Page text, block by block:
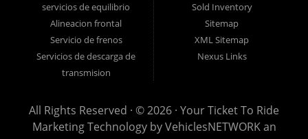
embargos, bancarrotas, deudas, incumplimientos y morosidades,
y luego vengan a Ticket To Ride hoy.
Creemos que somos el mejor concesionario de autos usados ??de
Buy Here Pay Here y financiamiento interno en todo Pennsylvania,
sus sueños de compra de automóviles usados ??hoy en día con
financiamiento fácil para automóviles, pagos iniciales bajos, pagos
servicios de equilibrio
Alineacion frontal
Servicio de frenos
Servicios de descarga de
transmision
Sold Inventory
Sitemap
XML Sitemap
Nexus Links
All Rights Reserved · © 2026 · Your Ticket To Ride
Marketing Technology byVehiclesNETWORKan